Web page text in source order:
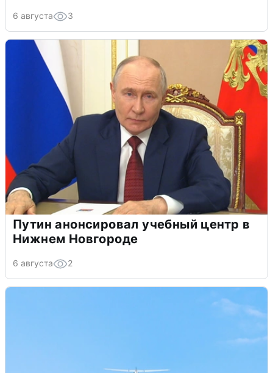
6 августа 3
Путин анонсировал учебный центр в
Нижнем Новгороде
6 августа 2